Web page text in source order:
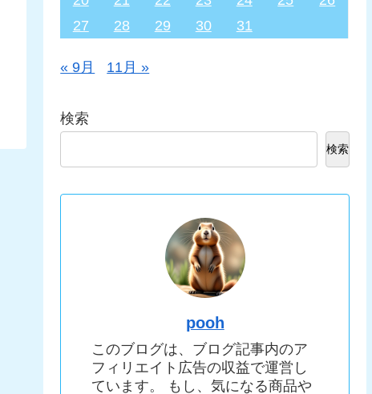
27
28 29 30 31
« 9月 11月 »
検索
検索
pooh
このブログは、ブログ記事内のア
フィリエイト広告の収益で運営し
ています。 もし、気になる商品や